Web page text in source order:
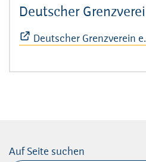
Deutscher
Deutscher Grenzverein e.
Auf Seite suchen